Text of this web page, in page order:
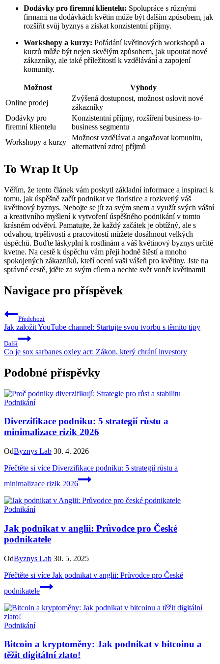
Dodávky pro firemní klientelu: Spolupráce s různými
firmami na dodávkách květin může být dalším způsobem, jak
rozšířit svůj byznys a získat konzistentní příjmy.
Workshopy a kurzy: Pořádání květinových workshopů a
kurzů může být nejen skvělým způsobem, jak upoutat nové
zákazníky, ale také příležitostí k vzdělávání a zapojení
komunity.
Možnost
Výhody
Online prodej
Zvýšená dostupnost, možnost oslovit nové
zákazníky
Dodávky pro
firemní klientelu
Konzistentní příjmy, rozšíření business-to-
business segmentu
Workshopy a kurzy
Možnost vzdělávat a angažovat komunitu,
alternativní zdroj příjmů
To Wrap It Up
Věřím, že tento článek vám poskytl základní informace a inspiraci k
tomu, jak úspěšně začít podnikat ve floristice a rozkvetlý váš
květinový byznys. Nebojte se jít za svým snem a využít svých vášní
a kreativního myšlení k vytvoření úspěšného podnikání v tomto
krásném odvětví. Pamatujte, že každý začátek je obtížný, ale s
odvahou, trpělivostí a pracovitostí můžete dosáhnout velkých
úspěchů. Buďte láskyplní k rostlinám a váš květinový byznys určitě
kvetne. Na cestě k úspěchu vám přeji hodně štěstí a mnoho
spokojených zákazníků, kteří ocení vaši vášeň pro květiny. Jste na
správné cestě, jděte za svým cílem a nechte svět vonět květinami!
Navigace pro příspěvek
Předchozí
Jak založit YouTube channel: Startujte svou tvorbu s těmito tipy
Další
Co je sox sarbanes oxley act: Zákon, který chrání investory
Podobné příspěvky
Podnikání
Diverzifikace podniku: 5 strategií růstu a
minimalizace rizik 2026
OdByznys Lab 30. 4. 2026
Přečtěte si více Diverzifikace podniku: 5 strategií růstu a
minimalizace rizik 2026
Podnikání
Jak podnikat v anglii: Průvodce pro České
podnikatele
OdByznys Lab 30. 5. 2025
Přečtěte si více Jak podnikat v anglii: Průvodce pro České
podnikatele
Podnikání
Bitcoin a kryptoměny: Jak podnikat v bitcoinu a
těžit digitální zlato!